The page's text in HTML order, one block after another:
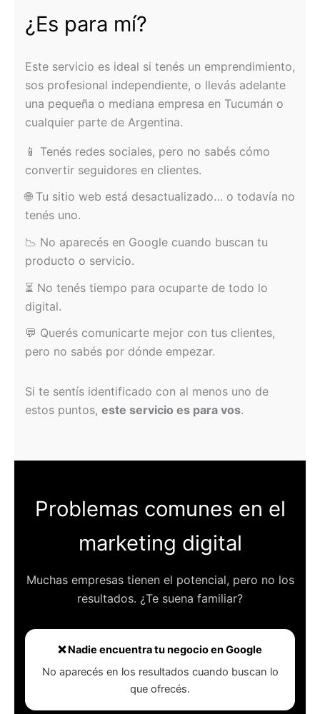
¿Es para mí?
Este servicio es ideal si tenés un emprendimiento,
sos profesional independiente, o llevás adelante
una pequeña o mediana empresa en Tucumán o
cualquier parte de Argentina.
📱 Tenés redes sociales, pero no sabés cómo
convertir seguidores en clientes.
🌐 Tu sitio web está desactualizado… o todavía no
tenés uno.
📉 No aparecés en Google cuando buscan tu
producto o servicio.
⏳ No tenés tiempo para ocuparte de todo lo
digital.
💬 Querés comunicarte mejor con tus clientes,
pero no sabés por dónde empezar.
Si te sentís identificado con al menos uno de
estos puntos, este servicio es para vos.
Problemas comunes en el
marketing digital
Muchas empresas tienen el potencial, pero no los
resultados. ¿Te suena familiar?
❌ Nadie encuentra tu negocio en Google
No aparecés en los resultados cuando buscan lo
que ofrecés.